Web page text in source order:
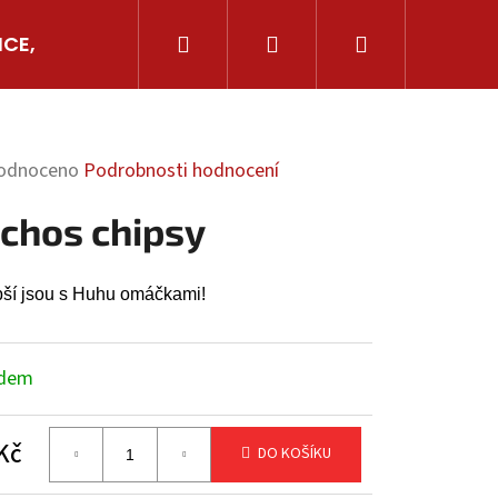
AJVARY GRILOVÁNÍ OSTATNÍ
Přihlášení
Podrobnosti hodnocení
chipsy
jsou s Huhu omáčkami!
DO KOŠÍKU
Následující